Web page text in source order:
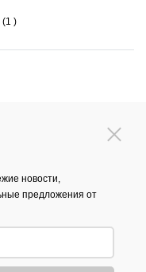
)
новости,
предложения от